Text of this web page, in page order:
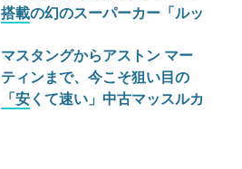
搭載の幻のスーパーカー「ルッ
マスタングからアストン マー
ティンまで、今こそ狙い目の
「安くて速い」中古マッスルカ